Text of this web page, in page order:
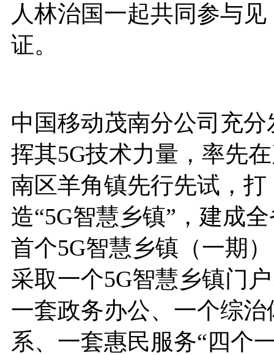
人林治国一起共同参与见
证。
中国移动茂南分公司充分
挥其5G技术力量，率先
南区羊角镇先行先试，打
造“5G智慧乡镇”，建成
首个5G智慧乡镇（一期
采取一个5G智慧乡镇门
一套政务办公、一个综治
系、一套惠民服务“四个